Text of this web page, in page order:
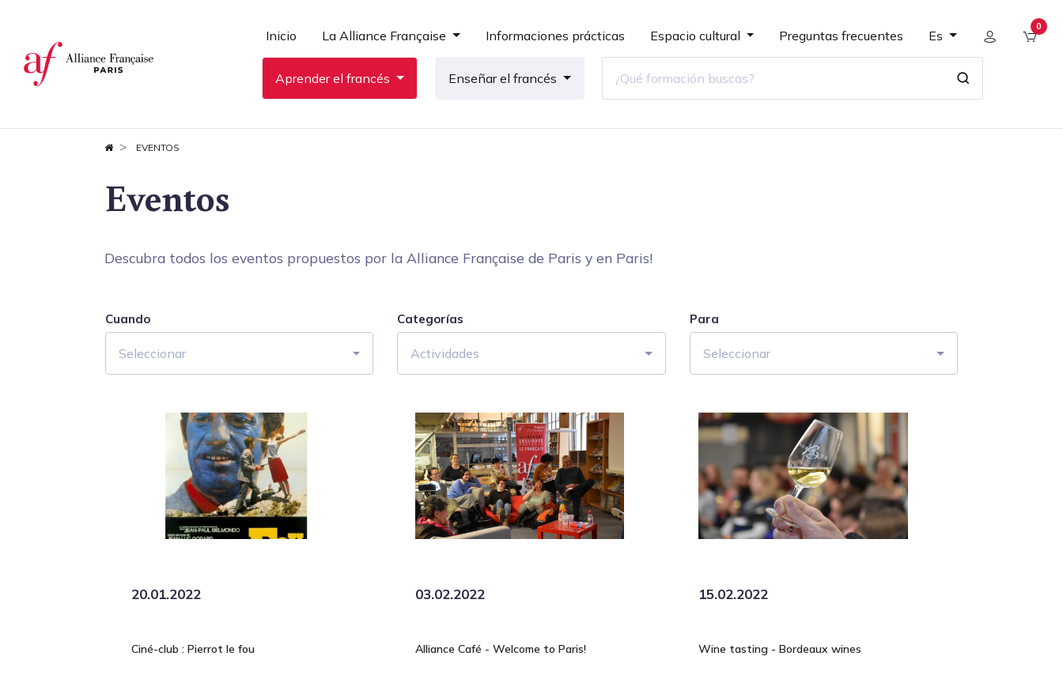
Inicio La Alliance Française Informaciones prácticas Espacio cultural Preguntas frecuentes Es
0
Aprender el francés Enseñar el francés
EVENTOS
Eventos
Descubra todos los eventos propuestos por la Alliance Française de Paris y en Paris!
Cuando
Seleccionar
Categorías
Actividades
Para
Seleccionar
20.01.2022
Ciné-club : Pierrot le fou
03.02.2022
Alliance Café - Welcome to Paris!
15.02.2022
Wine tasting - Bordeaux wines